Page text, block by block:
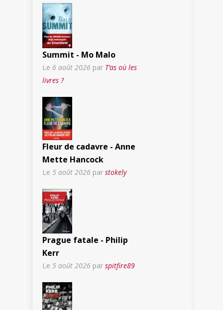
Summit - Mo Malo
Le 6 août 2026 par T’as où les
livres ?
Fleur de cadavre - Anne
Mette Hancock
Le 5 août 2026 par stokely
Prague fatale - Philip
Kerr
Le 5 août 2026 par spitfire89